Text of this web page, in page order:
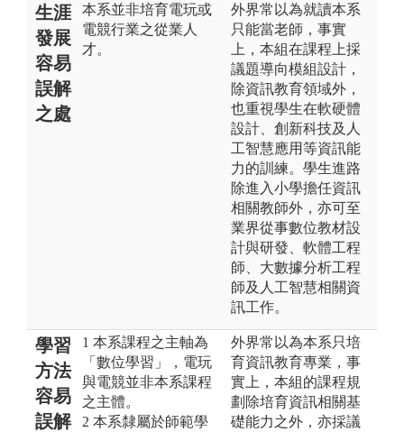
生涯
發展
容易
誤解
之處
本系並非培育電玩或
電競行業之從業人
才。
外界常以為就讀本系
只能當老師，事實
上，本組在課程上採
議題導向模組設計，
除資訊教育領域外，
也重視學生在軟硬體
設計、創新科技及人
工智慧應用等資訊能
力的訓練。學生進路
除進入小學擔任資訊
相關教師外，亦可至
業界從事數位教材設
計與研發、軟體工程
師、大數據分析工程
師及人工智慧相關資
訊工作。
學習
方法
容易
誤解
1 本系課程之主軸為
「數位學習」，電玩
與電競並非本系課程
之主體。
2 本系隸屬於師範學
外界常以為本系只培
育資訊教育專業，事
實上，本組的課程規
劃除培育資訊相關基
礎能力之外，亦採議